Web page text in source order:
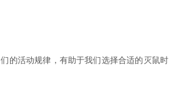
的活动规律，有助于我们选择合适的灭鼠时